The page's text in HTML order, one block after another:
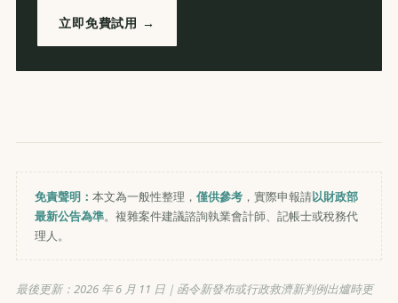
立即免費試用 →
免責聲明： 本文為一般性整理， 僅供參考 ，實際申報請以財政部
最新公告為準。複雜案件建議諮詢執業會計師、記帳士或稅務代
理人。
最後更新： 2026 年 6 月 11 日 ｜函令新發布或行政救濟新判例出爐時更